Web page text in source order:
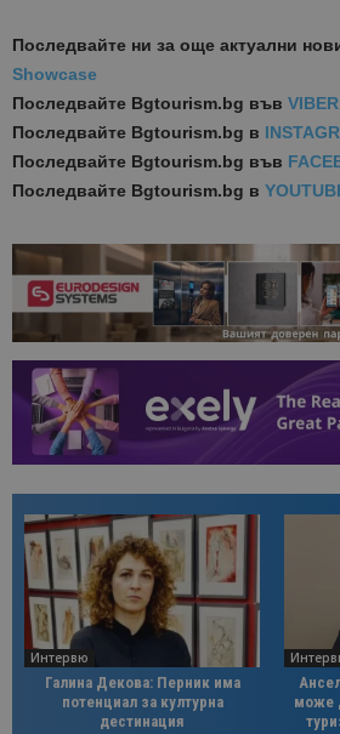
Последвайте ни за още актуални
Showcase
Последвайте Bgtourism.bg във VIBER
Последвайте Bgtourism.bg в
Последвайте Bgtourism.bg във
Последвайте Bgtourism.bg в
Интервю
Галина Декова: Перник има
потенциал за културна
дестинация
може